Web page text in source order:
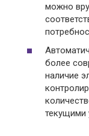
можно
более
наличие
текущими